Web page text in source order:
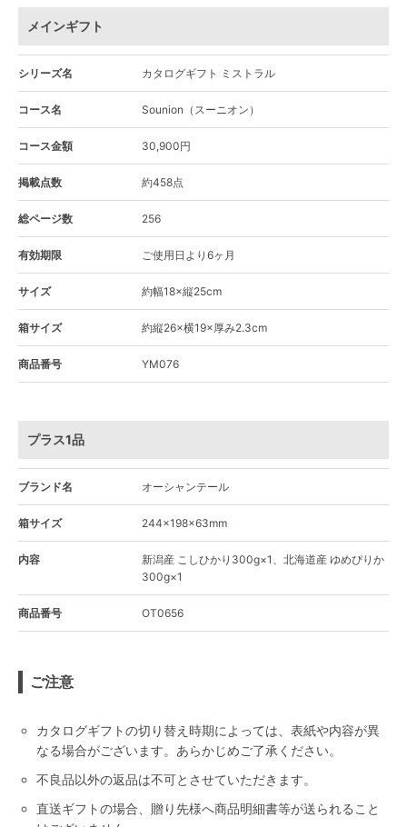
メインギフト
シリーズ名 カタログギフト ミストラル
コース名 Sounion（スーニオン）
コース金額 30,900円
掲載点数 約458点
総ページ数 256
有効期限 ご使用日より6ヶ月
サイズ 約幅18×縦25cm
箱サイズ 約縦26×横19×厚み2.3cm
商品番号 YM076
プラス1品
ブランド名 オーシャンテール
箱サイズ 244×198×63mm
内容
新潟産 こしひかり300g×1、北海道産 ゆめぴりか
300g×1
商品番号 OT0656
ご注意
カタログギフトの切り替え時期によっては、表紙や内容が異
なる場合がございます。あらかじめご了承ください。
不良品以外の返品は不可とさせていただきます。
直送ギフトの場合、贈り先様へ商品明細書等が送られること